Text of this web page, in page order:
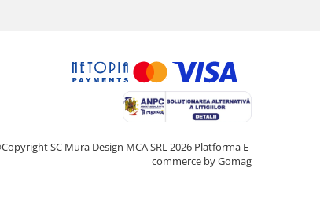
SC Mura Design MCA SRL 2026 Platforma E-
commerce by Gomag